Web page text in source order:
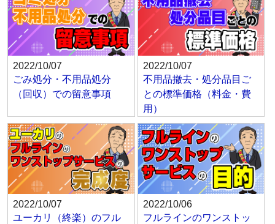
2022/10/07
ごみ処分・不用品処分
（回収）での留意事項
2022/10/07
不用品撤去・処分品目ご
との標準価格（料金・費
用）
2022/10/07
ユーカリ（終楽）のフル
2022/10/06
フルラインのワンストッ